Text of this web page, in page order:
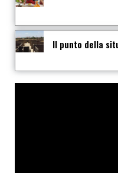
Il punto della